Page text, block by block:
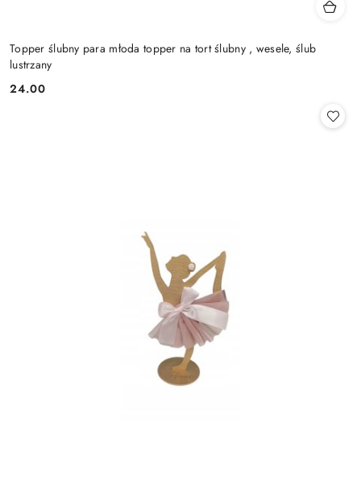
Topper ślubny para młoda topper na tort ślubny , wesele, ślub
lustrzany
Cena:
24.00